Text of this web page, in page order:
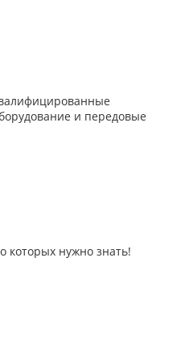
и передовые
которых нужно знать!